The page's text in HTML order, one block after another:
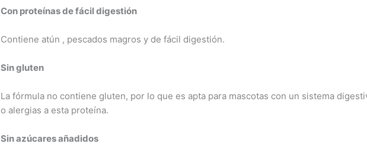
Con proteínas de fácil digestión
Contiene atún , pescados magros y de fácil digestión.
Sin gluten
La fórmula no contiene gluten, por lo que es apta para mascotas con un sistema
o alergias a esta proteína.
Sin azúcares añadidos